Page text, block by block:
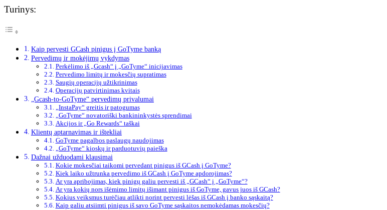
Turinys:
Kaip pervesti GCash pinigus į GoTyme banką
Pervedimų ir mokėjimų vykdymas
Perkėlimo iš „Gcash“ į „GoTyme“ inicijavimas
Pervedimo limitų ir mokesčių supratimas
Saugių operacijų užtikrinimas
Operacijų patvirtinimas kvitais
„Gcash-to-GoTyme“ pervedimų privalumai
„InstaPay“ greitis ir patogumas
„GoTyme“ novatoriški bankininkystės sprendimai
Akcijos ir „Go Rewards“ taškai
Klientų aptarnavimas ir ištekliai
GoTyme pagalbos paslaugų naudojimas
„GoTyme“ kioskų ir parduotuvių paieška
Dažnai užduodami klausimai
Kokie mokesčiai taikomi pervedant pinigus iš GCash į GoTyme?
Kiek laiko užtrunka pervedimo iš GCash į GoTyme apdorojimas?
Ar yra apribojimas, kiek pinigų galiu pervesti iš „GCash“ į „GoTyme“?
Ar yra kokių nors išėmimo limitų išimant pinigus iš GoTyme, gavus juos iš GCash?
Kokius veiksmus turėčiau atlikti norint pervesti lėšas iš GCash į banko sąskaitą?
Kaip galiu atsiimti pinigus iš savo GoTyme sąskaitos nemokėdamas mokesčių?